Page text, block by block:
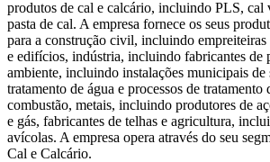
produtos de cal e calcário, incluindo PLS, cal
pasta de cal. A empresa fornece os seus
para a construção civil, incluindo empreiteiras
e edifícios, indústria, incluindo fabricantes de
ambiente, incluindo instalações municipais de
tratamento de água e processos de tratamento
combustão, metais, incluindo produtores de
e gás, fabricantes de telhas e agricultura,
avícolas. A empresa opera através do seu
Cal e Calcário.